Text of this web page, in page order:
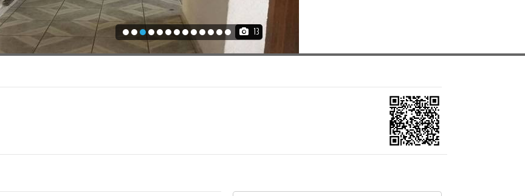
13